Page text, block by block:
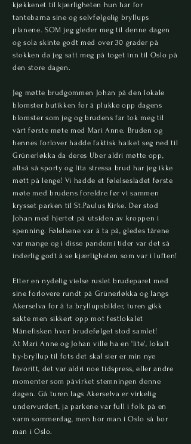
kjøkkenet til kjærligheten hun har for
tantebarna sine og selvfølgelig bryllups
planene. SOM jeg gleder meg til denne dagen
og sola skinte godt med over 30 grader på
stokken da jeg satt meg på toget inn til Oslo på
den store dagen.
Jeg møtte brudgommen Johan på den lokale
blomster butikken for å plukke opp dagens
blomster som jeg og brudens far tok meg til
vårt første møte med Mari Anne. Bruden og
hennes forlover hadde faktisk haiket seg ned til
Grünerløkka da deres Uber aldri møtte opp,
altså så sporty og lita stressa brud har jeg ikke
møtt på lenge! Vi hadde et følelsesladet første
møte med brudens foreldre før vi sammen
krysset parken til St.Paulus Kirke. Der stod
Johan med hjertet på utsiden av kroppen i
spenning. Følelsene var å ta på, gledes tårene
var mange og i disse pandemi tider var det så
inderlig godt å se kjærligheten som var i luften!
Etter en nydelig vielse ruslet brudeparet med
sine forlovere rundt på Grünerløkka og langs
Akerselva for å ta bryllupsbilder, turen gikk
sakte men sikkert opp mot festlokalet
Månefisken hvor brudefølget stod samlet!
At Mari Anne og Johan ville ha en 'lite', lokalt
by-bryllup til fots det skal sier er min nye
favoritt, det var aldri noe tidspress, eller andre
momenter som påvirket stemningen denne
dagen. Gå turen lags Akerselva er virkelig
undervurdert, ja parkene var full i folk på en
varm sommerdag, men bor man i Oslo så bor
man i Oslo.